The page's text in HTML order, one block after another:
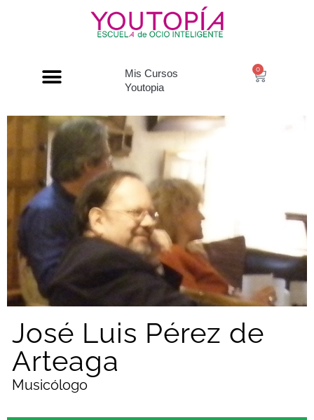
Mis Cursos
Youtopia
0
José Luis Pérez de
Arteaga
Musicólogo